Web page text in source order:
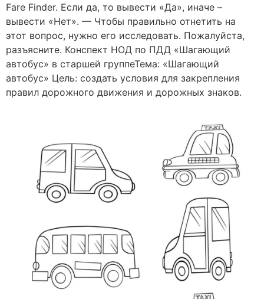
Fare Finder. Если да, то вывести «Да», иначе –
вывести «Нет». — Чтобы правильно отнетить на
этот вопрос, нужно его исследовать. Пожалуйста,
разъясните. Конспект НОД по ПДД «Шагающий
автобус» в старшей группеТема: «Шагающий
автобус» Цель: создать условия для закрепления
правил дорожного движения и дорожных знаков.